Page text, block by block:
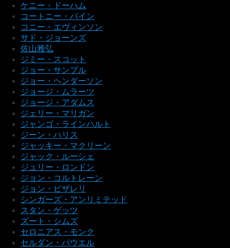
ケニー・ドーハム
コートニー・パイン
コニー・エヴィンソン
サド・ジョーンズ
佐山雅弘
ジミー・スコット
ジョー・サンプル
ジョー・ヘンダーソン
ジョージ・ムラーツ
ジョージ・アダムス
ジェリー・マリガン
ジャンゴ・ラインハルト
ジーン・ハリス
ジャッキー・マクリーン
ジャック・ルーシェ
ジュリー・ロンドン
ジョン・コルトレーン
ジョン・ピザレリ
シンガーズ・アンリミテッド
スタン・ゲッツ
ズート・シムズ
セロニアス・モンク
セルダン・パウエル